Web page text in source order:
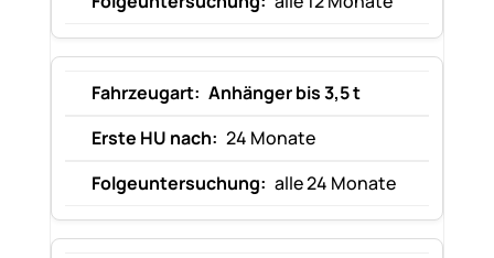
Anhänger bis 3,5 t
24 Monate
alle 24 Monate